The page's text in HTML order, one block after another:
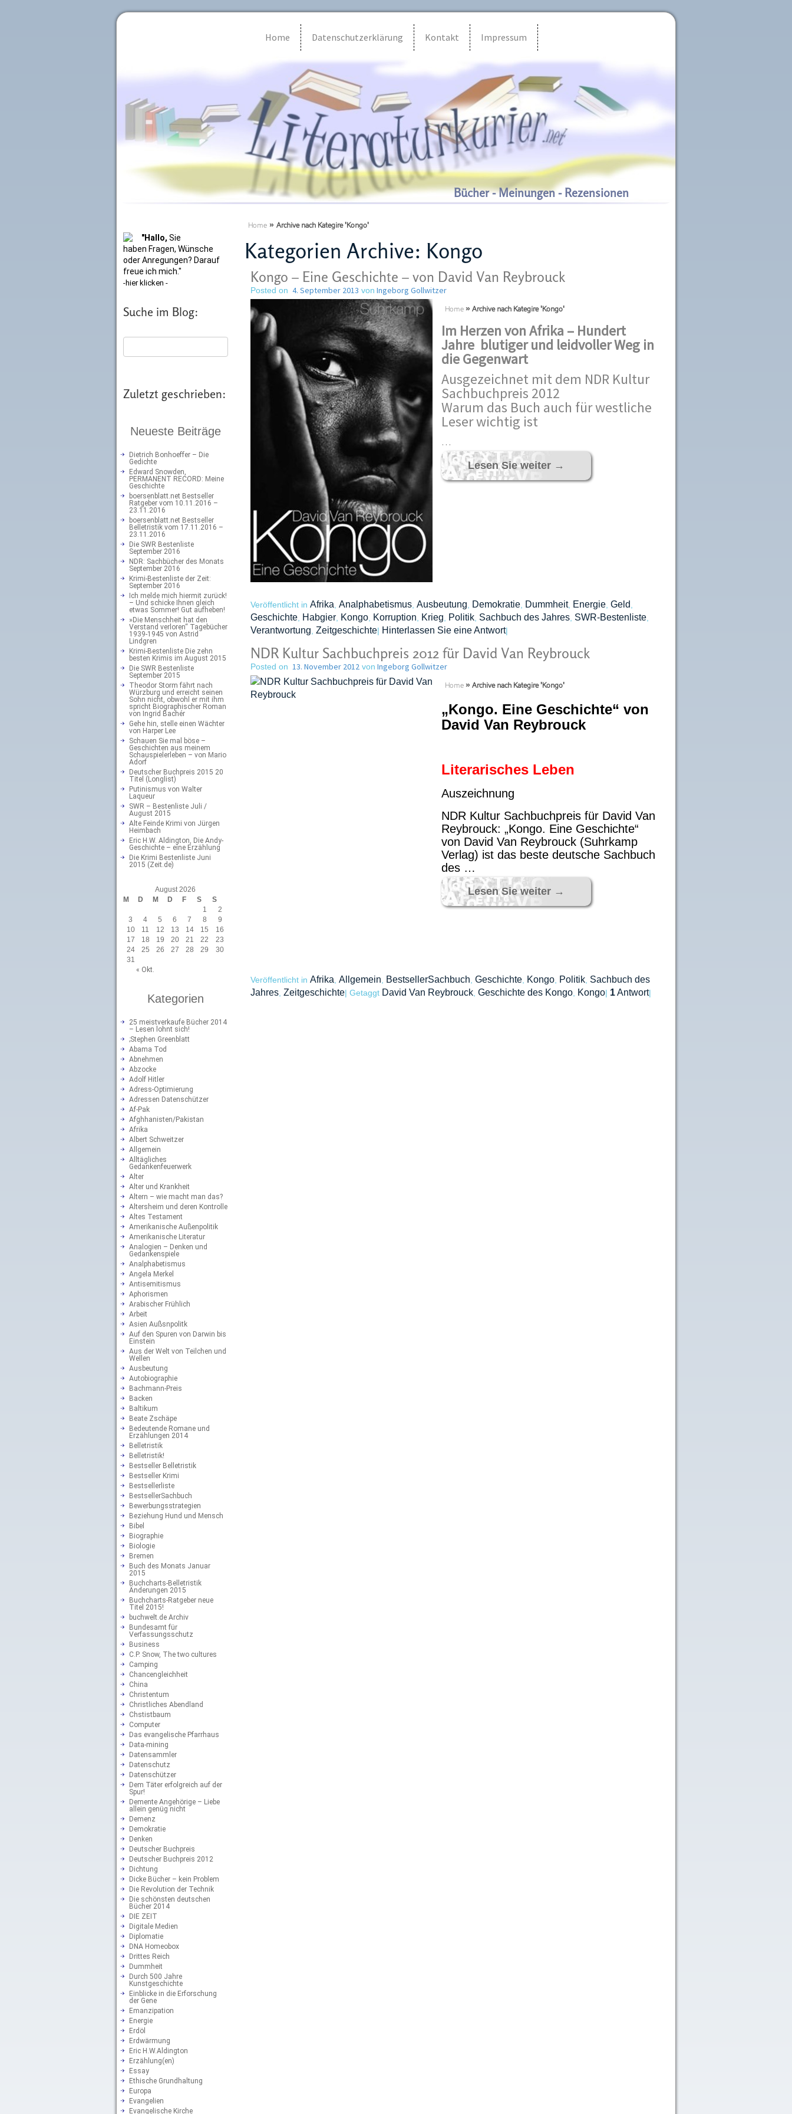
Home Datenschutzerklärung Kontakt Impressum
Bücher - Meinungen - Rezensionen
"Hallo, Sie
haben Fragen, Wünsche
oder Anregungen? Darauf
freue ich mich."
-hier klicken -
Suche im Blog:
Zuletzt geschrieben:
Neueste Beiträge
Dietrich Bonhoeffer – Die
Gedichte
Edward Snowden,
PERMANENT RECORD: Meine
Geschichte
boersenblatt.net Bestseller
Ratgeber vom 10.11.2016 –
23.11.2016
boersenblatt.net Bestseller
Belletristik vom 17.11.2016 –
23.11.2016
Die SWR Bestenliste
September 2016
NDR: Sachbücher des Monats
September 2016
Krimi-Bestenliste der Zeit:
September 2016
Ich melde mich hiermit zurück!
– Und schicke Ihnen gleich
etwas Sommer! Gut aufheben!
»Die Menschheit hat den
Verstand verloren“ Tagebücher
1939-1945 von Astrid
Lindgren
Krimi-Bestenliste Die zehn
besten Krimis im August 2015
Die SWR Bestenliste
September 2015
Theodor Storm fährt nach
Würzburg und erreicht seinen
Sohn nicht, obwohl er mit ihm
spricht Biographischer Roman
von Ingrid Bachér
Gehe hin, stelle einen Wächter
von Harper Lee
Schauen Sie mal böse –
Geschichten aus meinem
Schauspielerleben – von Mario
Adorf
Deutscher Buchpreis 2015 20
Titel (Longlist)
Putinismus von Walter
Laqueur
SWR – Bestenliste Juli /
August 2015
Alte Feinde Krimi von Jürgen
Heimbach
Eric H.W. Aldington, Die Andy-
Geschichte – eine Erzählung
Die Krimi Bestenliste Juni
2015 (Zeit.de)
August 2026
M
D M D F S S
« Okt.
1
2
3
4 5 6 7 8
9
10
11 12 13 14 15
16
17
18 19 20 21 22
23
24
25 26 27 28 29
30
31
Kategorien
25 meistverkaufe Bücher 2014
– Lesen lohnt sich!
;Stephen Greenblatt
Abama Tod
Abnehmen
Abzocke
Adolf Hitler
Adress-Optimierung
Adressen Datenschützer
Af-Pak
Afghhanisten/Pakistan
Afrika
Albert Schweitzer
Allgemein
Alltägliches
Gedankenfeuerwerk
Alter
Alter und Krankheit
Altern – wie macht man das?
Altersheim und deren Kontrolle
Altes Testament
Amerikanische Außenpolitik
Amerikanische Literatur
Analogien – Denken und
Gedankenspiele
Analphabetismus
Angela Merkel
Antisemitismus
Aphorismen
Arabischer Frühlich
Arbeit
Asien Außsnpolitk
Auf den Spuren von Darwin bis
Einstein
Aus der Welt von Teilchen und
Wellen
Ausbeutung
Autobiographie
Bachmann-Preis
Backen
Baltikum
Beate Zschäpe
Bedeutende Romane und
Erzählungen 2014
Belletristik
Belletristik!
Bestseller Belletristik
Bestseller Krimi
Bestsellerliste
BestsellerSachbuch
Bewerbungsstrategien
Beziehung Hund und Mensch
Bibel
Biographie
Biologie
Bremen
Buch des Monats Januar
2015
Buchcharts-Belletristik
Änderungen 2015
Buchcharts-Ratgeber neue
Titel 2015!
buchwelt.de Archiv
Bundesamt für
Verfassungsschutz
Business
C.P. Snow, The two cultures
Camping
Chancengleichheit
China
Christentum
Christliches Abendland
Chstistbaum
Computer
Das evangelische Pfarrhaus
Data-mining
Datensammler
Datenschutz
Datenschützer
Dem Täter erfolgreich auf der
Spur!
Demente Angehörige – Liebe
allein genüg nicht
Demenz
Demokratie
Denken
Deutscher Buchpreis
Deutscher Buchpreis 2012
Dichtung
Dicke Bücher – kein Problem
Die Revolution der Technik
Die schönsten deutschen
Bücher 2014
DIE ZEIT
Digitale Medien
Diplomatie
DNA Homeobox
Drittes Reich
Dummheit
Durch 500 Jahre
Kunstgeschichte
Einblicke in die Erforschung
der Gene
Emanzipation
Energie
Erdöl
Erdwärmung
Eric H.W.Aldington
Erzählung(en)
Essay
Ethische Grundhaltung
Europa
Evangelien
Evangelische Kirche
Home » Archive nach Kategire 'Kongo'
Kategorien Archive: Kongo
Kongo – Eine Geschichte – von David Van Reybrouck
Posted on 4. September 2013 von Ingeborg Gollwitzer
Home » Archive nach Kategire 'Kongo'
Im Herzen von Afrika – Hundert
Jahre blutiger und leidvoller Weg in
die Gegenwart
Ausgezeichnet mit dem NDR Kultur
Sachbuchpreis 2012
Warum das Buch auch für westliche
Leser wichtig ist
…
Lesen Sie weiter →
Veröffentlicht in Afrika Analphabetismus, Ausbeutung Demokratie, Dummheit, Energie, Geld
Geschichte, Habgier, Kongo, Korruption Krieg Politik, Sachbuch des Jahres, SWR-Bestenliste,
Verantwortung Zeitgeschichte| Hinterlassen Sie eine Antwort|
NDR Kultur Sachbuchpreis 2012 für David Van Reybrouck
Posted on 13. November 2012 von Ingeborg Gollwitzer
Home » Archive nach Kategire 'Kongo'
„Kongo. Eine Geschichte“ von
David Van Reybrouck
Literarisches Leben
Auszeichnung
NDR Kultur Sachbuchpreis für David Van
Reybrouck: „Kongo. Eine Geschichte“
von David Van Reybrouck (Suhrkamp
Verlag) ist das beste deutsche Sachbuch
des …
Lesen Sie weiter →
Veröffentlicht in Afrika Allgemein BestsellerSachbuch Geschichte, Kongo, Politik, Sachbuch des
Jahres, Zeitgeschichte| Getaggt David Van Reybrouck, Geschichte des Kongo, Kongo| 1Antwort|